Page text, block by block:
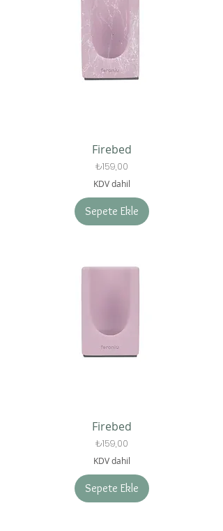
Firebed
Fiyat
₺159,00
KDV dahil
Sepete Ekle
Firebed
Fiyat
₺159,00
KDV dahil
Sepete Ekle